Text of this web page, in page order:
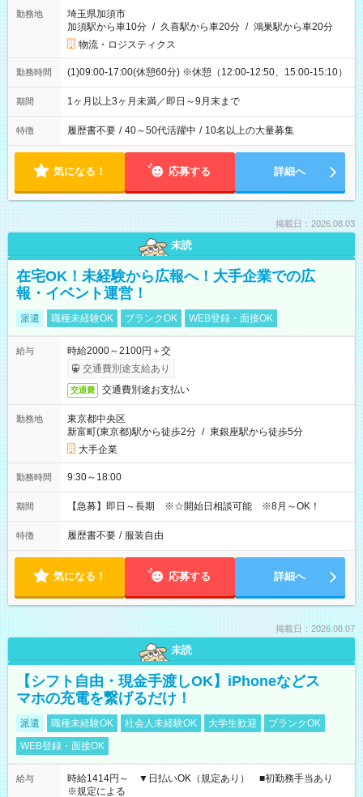
勤務地
埼玉県加須市
加須駅から車10分 / 久喜駅から車20分 / 鴻巣駅から車20分
物流・ロジスティクス
勤務時間 (1)09:00-17:00(休憩60分) ※休憩（12:00-12:50、15:00-15:10）
期間 1ヶ月以上3ヶ月未満／即日～9月末まで
特徴 履歴書不要 / 40～50代活躍中 / 10名以上の大量募集
気になる！ 応募する 詳細へ
掲載日：2026.08.03
未読
在宅OK！未経験から広報へ！大手企業での広
報・イベント運営！
派遣 職種未経験OK ブランクOK WEB登録・面接OK
給与
時給2000～2100円＋交
交通費別途支給あり
交通費 交通費別途お支払い
勤務地
東京都中央区
新富町(東京都)駅から徒歩2分 / 東銀座駅から徒歩5分
大手企業
勤務時間 9:30～18:00
期間 【急募】即日～長期 ※☆開始日相談可能 ※8月～OK！
特徴 履歴書不要 / 服装自由
気になる！ 応募する 詳細へ
掲載日：2026.08.07
未読
【シフト自由・現金手渡しOK】iPhoneなどス
マホの充電を繋げるだけ！
派遣 職種未経験OK 社会人未経験OK 大学生歓迎
ブランクOK
WEB登録・面接OK
給与
時給1414円～ ▼日払いOK（規定あり） ■初勤務手当あり
※規定による